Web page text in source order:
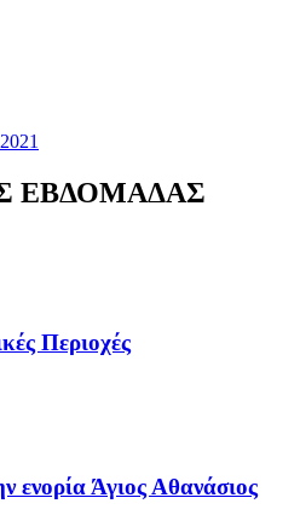
ΕΒΔΟΜΑΔΑΣ
Περιοχές
ενορία Άγιος Αθανάσιος